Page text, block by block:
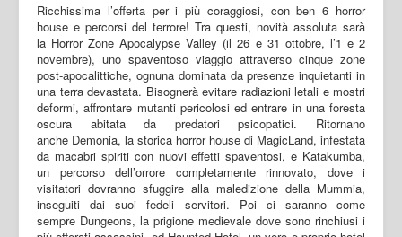
Ricchissima l’offerta per i più coraggiosi, con ben 6 horror
house e percorsi del terrore! Tra questi, novità assoluta sarà
la Horror Zone Apocalypse Valley (il 26 e 31 ottobre, l’1 e 2
novembre), uno spaventoso viaggio attraverso cinque zone
post-apocalittiche, ognuna dominata da presenze inquietanti in
una terra devastata. Bisognerà evitare radiazioni letali e mostri
deformi, affrontare mutanti pericolosi ed entrare in una foresta
oscura abitata da predatori psicopatici. Ritornano
anche Demonia, la storica horror house di MagicLand, infestata
da macabri spiriti con nuovi effetti spaventosi, e Katakumba,
un percorso dell’orrore completamente rinnovato, dove i
visitatori dovranno sfuggire alla maledizione della Mummia,
inseguiti dai suoi fedeli servitori. Poi ci saranno come
sempre Dungeons, la prigione medievale dove sono rinchiusi i